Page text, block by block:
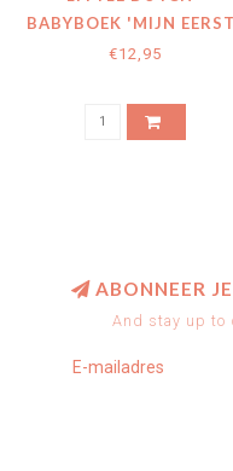
BABYBOEK 'MIJN
JAAR' BABY BUNNY
€12,95
ABONNEER
And stay up to